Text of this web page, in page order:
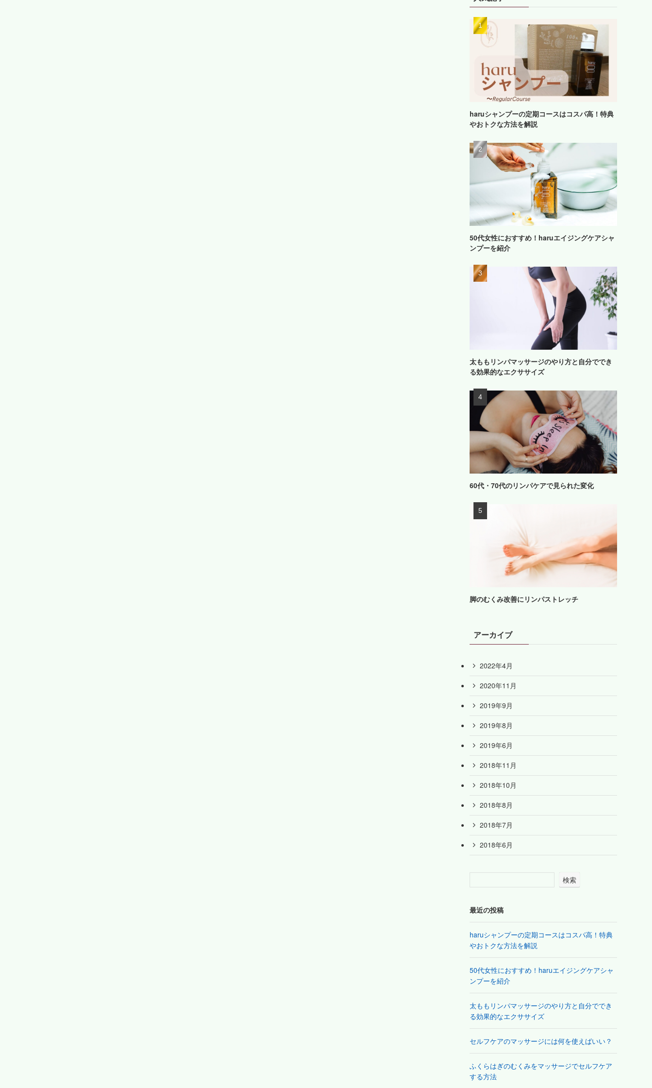
haruシャンプーの定期コースはコスパ高！特典
やおトクな方法を解説
50代女性におすすめ！haruエイジングケアシャ
ンプーを紹介
太ももリンパマッサージのやり方と自分ででき
る効果的なエクササイズ
60代・70代のリンパケアで見られた変化
脚のむくみ改善にリンパストレッチ
アーカイブ
2022年4月
2020年11月
2019年9月
2019年8月
2019年6月
2018年11月
2018年10月
2018年8月
2018年7月
2018年6月
検索
最近の投稿
haruシャンプーの定期コースはコスパ高！特典
やおトクな方法を解説
50代女性におすすめ！haruエイジングケアシャ
ンプーを紹介
太ももリンパマッサージのやり方と自分ででき
る効果的なエクササイズ
セルフケアのマッサージには何を使えばいい？
ふくらはぎのむくみをマッサージでセルフケア
する方法